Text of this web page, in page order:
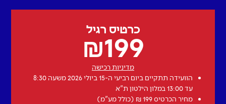
כרטיס רגיל
199
₪
מדיניות רכישה
הוועידה תתקיים ביום רביעי ה-15 ביולי 2026 משעה 8:30
עד 13:00 במלון הילטון ת"א
מחיר הכרטיס 199 ₪ (כולל מע"מ)